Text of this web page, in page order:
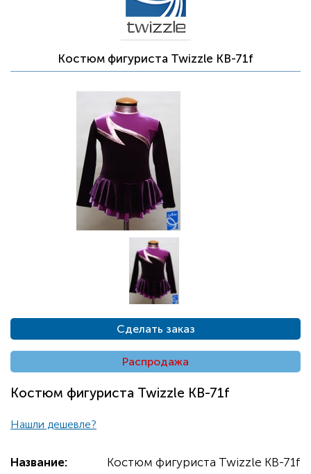
Костюм фигуриста Twizzle KB-71f
Сделать заказ
Распродажа
Костюм фигуриста Twizzle KB-71f
Нашли дешевле?
Название:
Костюм фигуриста Twizzle KB-71f